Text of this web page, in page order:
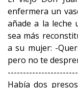
enfermera un
añade a la leche
sea más
a su mujer: -
pero no te
Había dos